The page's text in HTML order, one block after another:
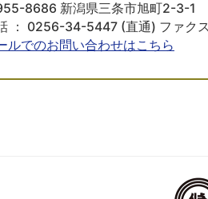
8686 新潟県三条市旭町2-3-1
： 0256-34-5447 (直通) ファク
ルでのお問い合わせはこちら